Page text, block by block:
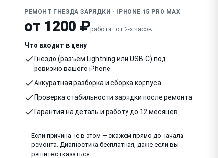
РЕМОНТ ГНЕЗДА ЗАРЯДКИ · IPHONE 15 PRO MAX
от 1200 ₽работа · от 2-х часов
Что входит в цену
Гнездо (разъём Lightning или USB-C) под
ревизию вашего iPhone
Аккуратная разборка и сборка корпуса
Проверка стабильности зарядки после ремонта
Гарантия на деталь и работу до 12 месяцев
Если причина не в этом — скажем прямо до начала
ремонта. Диагностика бесплатная, даже если вы
решите отказаться.